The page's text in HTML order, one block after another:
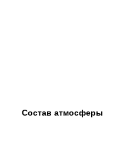
Состав атмосферы